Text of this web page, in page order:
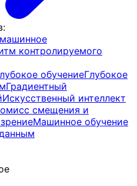
:
контролируемого
обучениеГлубокое
Градиентный
Искусственный интеллект
смещения и
Машинное обучение